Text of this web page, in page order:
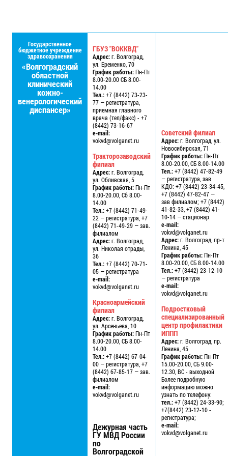
Государственное
бюджетное учреждение
здравоохранения
«Волгоградский
областной
клинический
кожно-
венерологический
диспансер»
ГБУЗ "ВОККВД"
Адрес:г. Волгоград,
ул. Еременко, 70
График работы:Пн-Пт
8.00-20.00 СБ 8.00-
14.00
Тел.:+7 (8442) 73-23-
77 — регистратура,
приемная главного
врача (тел/факс) - +7
(8442) 73-16-67
e-mail:
vokvd@volganet.ru
Тракторозаводский
филиал
Адрес:г. Волгоград,
ул. Обливская, 5
График работы:Пн-Пт
8.00-20.00, Сб 8.00-
14.00
Тел.:+7 (8442) 71-49-
22 — регистратура, +7
(8442) 71-49-29 — зав.
филиалом
Адрес:г. Волгоград,
ул. Николая отрады,
36
Тел.:+7 (8442) 70-71-
05 — регистратура
e-mail:
vokvd@volganet.ru
Красноармейский
филиал
Адрес:г. Волгоград,
ул. Арсеньева, 10
График работы:Пн-Пт
8.00-20.00, СБ 8.00-
14.00
Тел.:+7 (8442) 67-04-
00 — регистратура, +7
(8442) 67-85-17 — зав.
филиалом
e-mail:
vokvd@volganet.ru
Дежурная часть
ГУ МВД России
по
Волгоградской
Советский филиал
Адрес:г. Волгоград, ул.
Новосибирская, 71
График работы:Пн-Пт
8.00-20.00, СБ 8.00-14.00
Тел.:+7 (8442) 47-82-49
— регистратура, зав
КДО: +7 (8442) 23-34-45,
+7 (8442) 47-82-47 —
зав филиалом; +7 (8442)
41-82-33, +7 (8442) 41-
10-14 — стационар
e-mail:
vokvd@volganet.ru
Адрес:г. Волгоград, пр-т
Ленина, 45
График работы:Пн-Пт
8.00-20.00, СБ 8.00-14.00
Тел.:+7 (8442) 23-12-10
— регистратура
e-mail:
vokvd@volganet.ru
Подростковый
специализированный
центр профилактики
ИППП
Адрес:г. Волгоград, пр.
Ленина, 45
График работы:Пн-Пт
15.00-20.00, СБ 9.00-
12.30, ВС - выходной
Более подробную
информацию можно
узнать по телефону:
тел.:+7 (8442) 24-33-90;
+7(8442) 23-12-10 -
регистратура;
e-mail:
vokvd@volganet.ru